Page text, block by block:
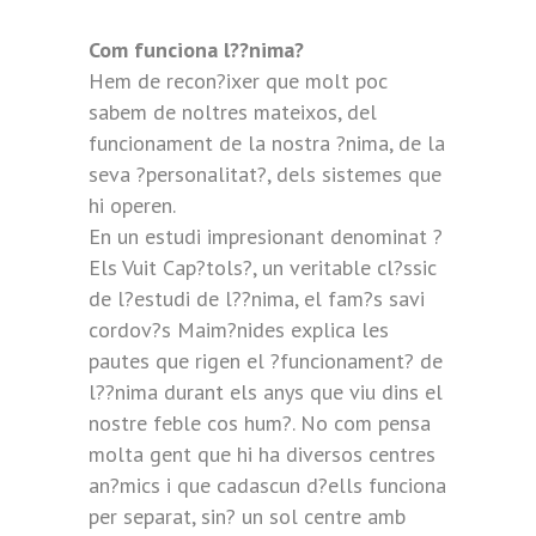
Com funciona l??nima?
Hem de recon?ixer que molt poc
sabem de noltres mateixos, del
funcionament de la nostra ?nima, de la
seva ?personalitat?, dels sistemes que
hi operen.
En un estudi impresionant denominat ?
Els Vuit Cap?tols?, un veritable cl?ssic
de l?estudi de l??nima, el fam?s savi
cordov?s Maim?nides explica les
pautes que rigen el ?funcionament? de
l??nima durant els anys que viu dins el
nostre feble cos hum?. No com pensa
molta gent que hi ha diversos centres
an?mics i que cadascun d?ells funciona
per separat, sin? un sol centre amb